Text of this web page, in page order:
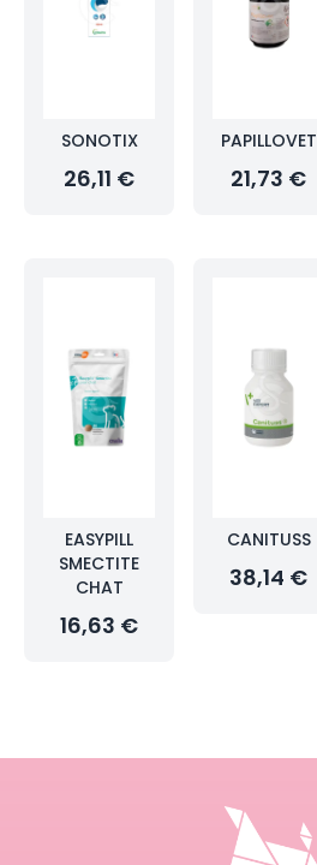
SONOTIX
26,11 €
PAPILLOVET
21,73 €
EASYPILL
SMECTITE
CHAT
16,63 €
CANITUSS
38,14 €